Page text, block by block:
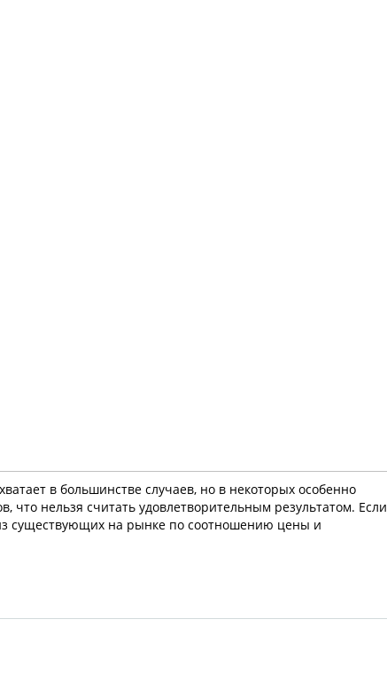
в большинстве случаев, но в некоторых особенно
что нельзя считать удовлетворительным результатом. Если
существующих на рынке по соотношению цены и